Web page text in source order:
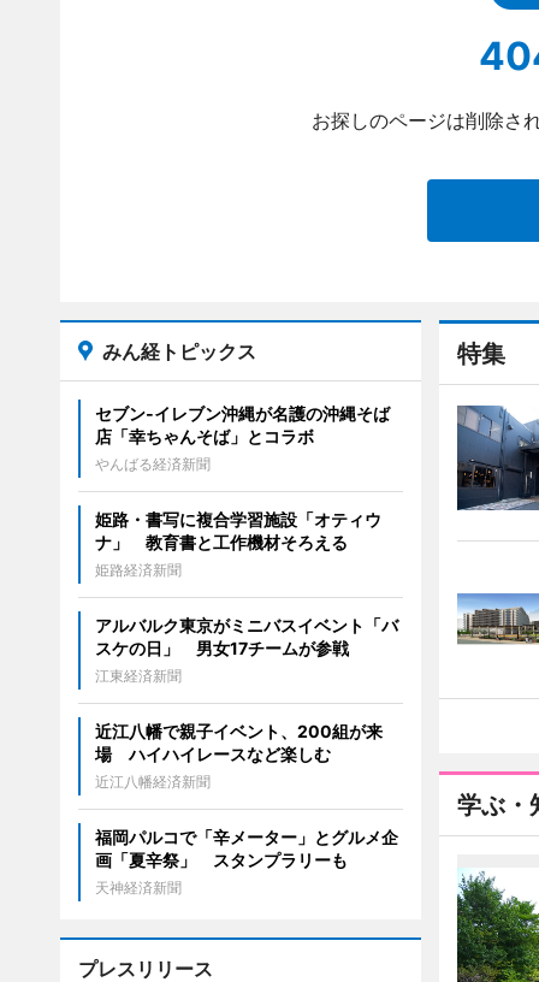
お探しのページは削除さ
特集
学ぶ・
みん経トピックス
セブン‐イレブン沖縄が名護の沖縄そば
店「幸ちゃんそば」とコラボ
やんばる経済新聞
姫路・書写に複合学習施設「オティウ
ナ」 教育書と工作機材そろえる
姫路経済新聞
アルバルク東京がミニバスイベント「バ
スケの日」 男女17チームが参戦
江東経済新聞
近江八幡で親子イベント、200組が来
場 ハイハイレースなど楽しむ
近江八幡経済新聞
福岡パルコで「辛メーター」とグルメ企
画「夏辛祭」 スタンプラリーも
天神経済新聞
プレスリリース